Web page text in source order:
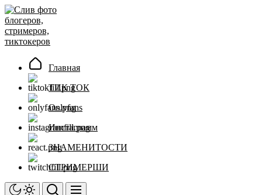
Перейти
к
содержимому
Главная
ТИК ТОК
Onlyfans
Инстаграмм
ЗНАМЕНИТОСТИ
СТРИМЕРШИ